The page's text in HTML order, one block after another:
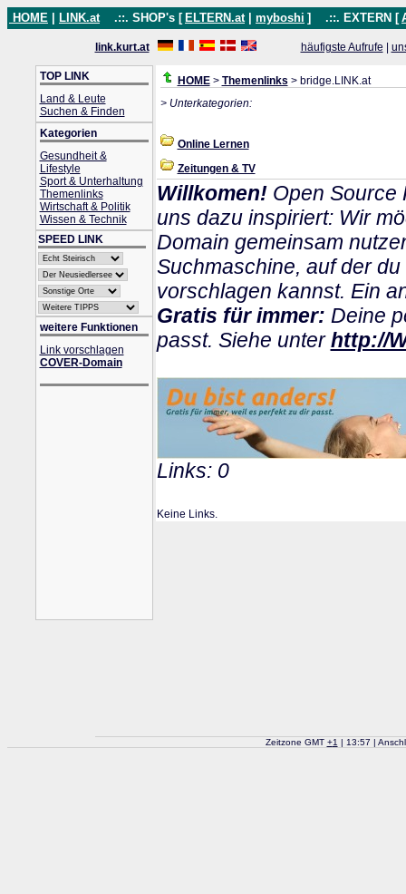
HOME LINK.at .::. SHOP's [ ELTERN.at myboshi ] .::. EXTERN [
link.kurt.at häufigste Aufrufe
TOP LINK
Land & Leute
Suchen & Finden
Kategorien
Gesundheit &
Lifestyle
Sport & Unterhaltung
Themenlinks
Wirtschaft & Politik
Wissen & Technik
SPEED LINK
weitere Funktionen
Link vorschlagen
COVER-Domain
HOME> Themenlinks > bridge.LINK.at
> Unterkategorien:
Online Lernen
Zeitungen & TV
Willkomen!Open Source
uns dazu inspiriert: Wir
Domain gemeinsam
Suchmaschine, auf der
vorschlagen kannst. Ein
Gratis für immer: Deine
passt. Siehe unterhttp://
Links: 0
Keine Links.
Zeitzone GMT +1 | 13:57 |